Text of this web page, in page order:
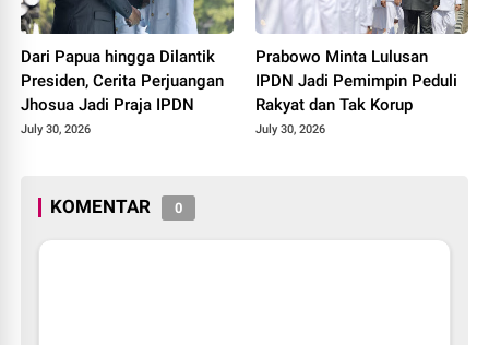
Dari Papua hingga Dilantik
Presiden, Cerita Perjuangan
Jhosua Jadi Praja IPDN
July 30, 2026
Prabowo Minta Lulusan
IPDN Jadi Pemimpin Peduli
Rakyat dan Tak Korup
July 30, 2026
KOMENTAR 0